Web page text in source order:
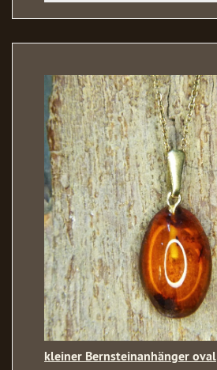
kleiner Bernsteinanhänger oval